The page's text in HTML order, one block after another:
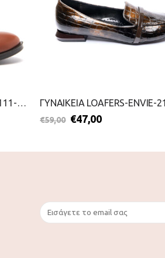
ΓΥΝΑΙΚΕΙΑ ΜΠΟΤΑΚΙΑ-ACT-2111-0428-ΤΑΜΠΑ
€59,00 €47,00